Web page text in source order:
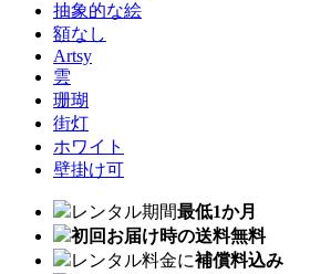
抽象的な絵
額なし
Artsy
雲
珊瑚
街灯
ホワイト
壁掛け可
レンタル期間最低1か月
初回お届け時の送料無料
レンタル料金に補償料込み